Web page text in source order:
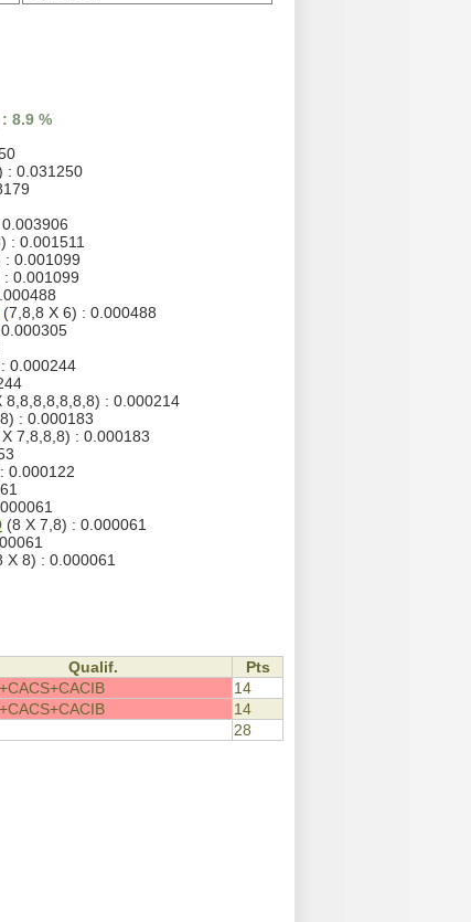
8.9 %
: 0.031250
: 0.001511
0.001099
0.001099
X 6) : 0.000488
0.000244
: 0.000214
: 0.000183
7,8,8,8) : 0.000183
0.000122
(8 X 7,8) : 0.000061
8) : 0.000061
Qualif.
Pts
14
14
28